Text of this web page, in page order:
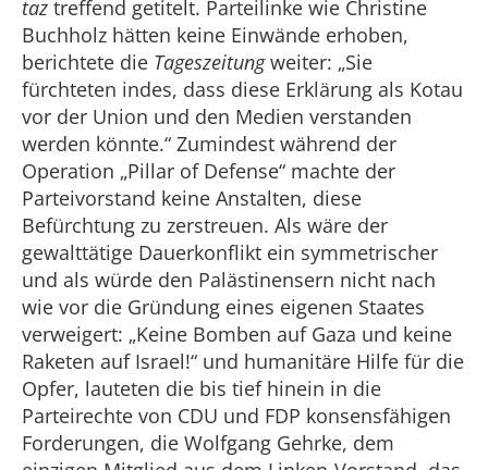
taz treffend getitelt. Parteilinke wie Christine
Buchholz hätten keine Einwände erhoben,
berichtete die Tageszeitungweiter: „Sie
fürchteten indes, dass diese Erklärung als Kotau
vor der Union und den Medien verstanden
werden könnte.“ Zumindest während der
Operation „Pillar of Defense“ machte der
Parteivorstand keine Anstalten, diese
Befürchtung zu zerstreuen. Als wäre der
gewalttätige Dauerkonflikt ein symmetrischer
und als würde den Palästinensern nicht nach
wie vor die Gründung eines eigenen Staates
verweigert: „Keine Bomben auf Gaza und keine
Raketen auf Israel!“ und humanitäre Hilfe für die
Opfer, lauteten die bis tief hinein in die
Parteirechte von CDU und FDP konsensfähigen
Forderungen, die Wolfgang Gehrke, dem